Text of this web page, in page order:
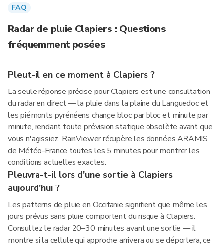
FAQ
Radar de pluie Clapiers : Questions
fréquemment posées
Pleut-il en ce moment à Clapiers ?
La seule réponse précise pour Clapiers est une consultation
du radar en direct — la pluie dans la plaine du Languedoc et
les piémonts pyrénéens change bloc par bloc et minute par
minute, rendant toute prévision statique obsolète avant que
vous n'agissiez. RainViewer récupère les données ARAMIS
de Météo-France toutes les 5 minutes pour montrer les
conditions actuelles exactes.
Pleuvra-t-il lors d'une sortie à Clapiers
aujourd'hui ?
Les patterns de pluie en Occitanie signifient que même les
jours prévus sans pluie comportent du risque à Clapiers.
Consultez le radar 20–30 minutes avant une sortie — il
montre si la cellule qui approche arrivera ou se déportera, ce